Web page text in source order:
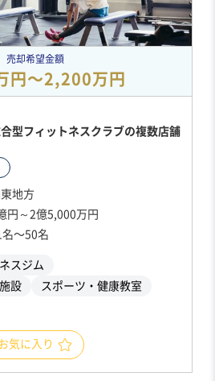
売却希望金額
円〜2,200万円
型フィットネスクラブの複数店舗
東地方
円～2億5,000万円
名〜50名
スジム
設
スポーツ・健康教室
気に入り